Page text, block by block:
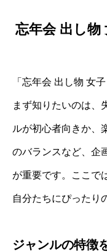
忘年会 出し物
「忘年会 出し物 女
まず知りたいのは、
ルが初心者向きか、
のバランスなど、企
が重要です。ここで
自分たちにぴったり
ジャンルの特徴